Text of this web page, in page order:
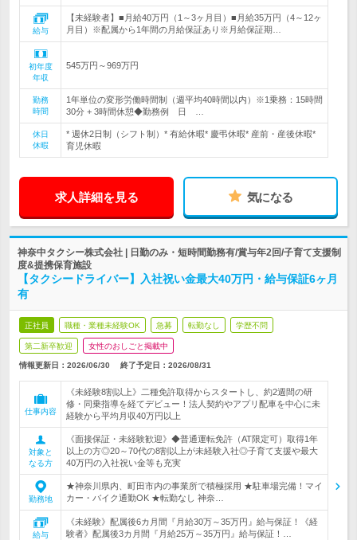
給与
【未経験者】■月給40万円（1～3ヶ月目）■月給35万円（4～12ヶ
月目）※配属から1年間の月給保証あり※月給保証期…
初年度
年収
545万円～969万円
勤務
時間
1年単位の変形労働時間制（週平均40時間以内）※1乗務：15時間
30分 + 3時間休憩◆勤務例 日 …
休日
休暇
* 週休2日制（シフト制）* 有給休暇* 慶弔休暇* 産前・産後休暇*
育児休暇
求人詳細を見る 気になる
神奈中タクシー株式会社 | 日勤のみ・短時間勤務有/賞与年2回/子育て支援制
度&提携保育施設
【タクシードライバー】入社祝い金最大40万円・給与保証6ヶ月
有
正社員 職種・業種未経験OK 急募 転勤なし 学歴不問
第二新卒歓迎 女性のおしごと掲載中
情報更新日：2026/06/30 終了予定日： 2026/08/31
仕事内容
《未経験8割以上》二種免許取得からスタートし、約2週間の研
修・同乗指導を経てデビュー！法人契約やアプリ配車を中心に未
経験から平均月収40万円以上
対象と
なる方
《面接保証・未経験歓迎》◆普通運転免許（AT限定可）取得1年
以上の方◎20～70代の8割以上が未経験入社◎子育て支援や最大
40万円の入社祝い金等も充実
勤務地
★神奈川県内、町田市内の事業所で積極採用 ★駐車場完備！マイ
カー・バイク通勤OK ★転勤なし 神奈…
給与
《未経験》配属後6カ月間『月給30万～35万円』給与保証！《経
験者》配属後3カ月間『月給25万～35万円』給与保証！…